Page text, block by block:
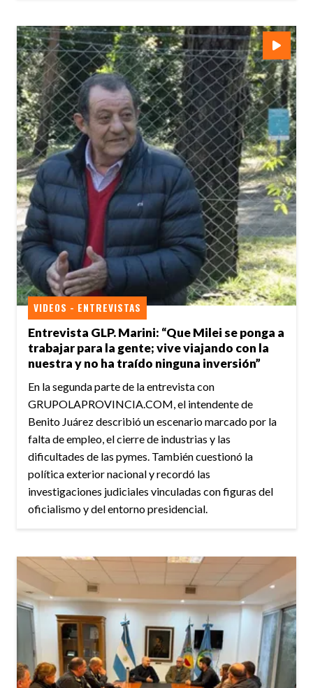
Entrevista GLP. Marini: “Que Milei se ponga a
trabajar para la gente; vive viajando con la
nuestra y no ha traído ninguna inversión”
VIDEOS - ENTREVISTAS
En la segunda parte de la entrevista con
GRUPOLAPROVINCIA.COM, el intendente de
Benito Juárez describió un escenario marcado por la
falta de empleo, el cierre de industrias y las
dificultades de las pymes. También cuestionó la
política exterior nacional y recordó las
investigaciones judiciales vinculadas con figuras del
oficialismo y del entorno presidencial.